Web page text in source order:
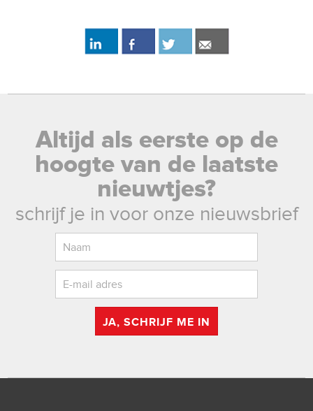
Altijd als eerste op de
hoogte van de laatste
nieuwtjes?
schrijf je in voor onze nieuwsbrief
JA, SCHRIJF ME IN